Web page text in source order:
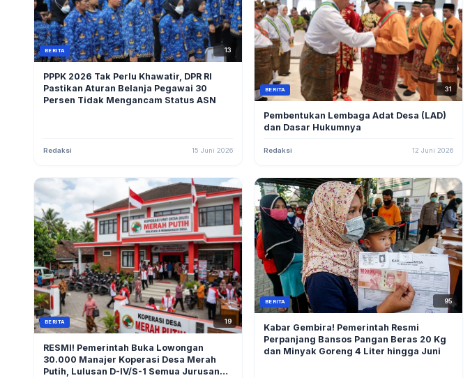
BERITA 13
PPPK 2026 Tak Perlu Khawatir, DPR RI
Pastikan Aturan Belanja Pegawai 30
Persen Tidak Mengancam Status ASN
Redaksi 15 Juni 2026
BERITA 31
Pembentukan Lembaga Adat Desa (LAD)
dan Dasar Hukumnya
Redaksi 12 Juni 2026
BERITA 19
RESMI! Pemerintah Buka Lowongan
30.000 Manajer Koperasi Desa Merah
Putih, Lulusan D-IV/S-1 Semua Jurusan
BERITA 95
Kabar Gembira! Pemerintah Resmi
Perpanjang Bansos Pangan Beras 20 Kg
dan Minyak Goreng 4 Liter hingga Juni